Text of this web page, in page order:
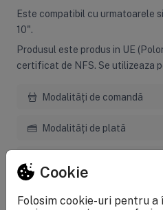
Este compatibil cu urmatoarele
10".
Produsul este produs in UE
certificat de NFS. Se utilizeaza
Modalități de comandă
Modalități de plată
Cookie
Folosim cookie-uri pentru